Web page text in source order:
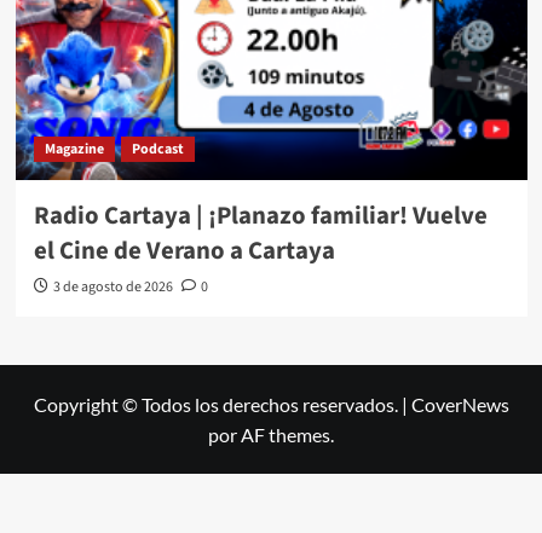
Magazine Podcast
Radio Cartaya | ¡Planazo familiar! Vuelve
el Cine de Verano a Cartaya
3 de agosto de 2026 0
Copyright © Todos los derechos reservados. | CoverNews
por AF themes.